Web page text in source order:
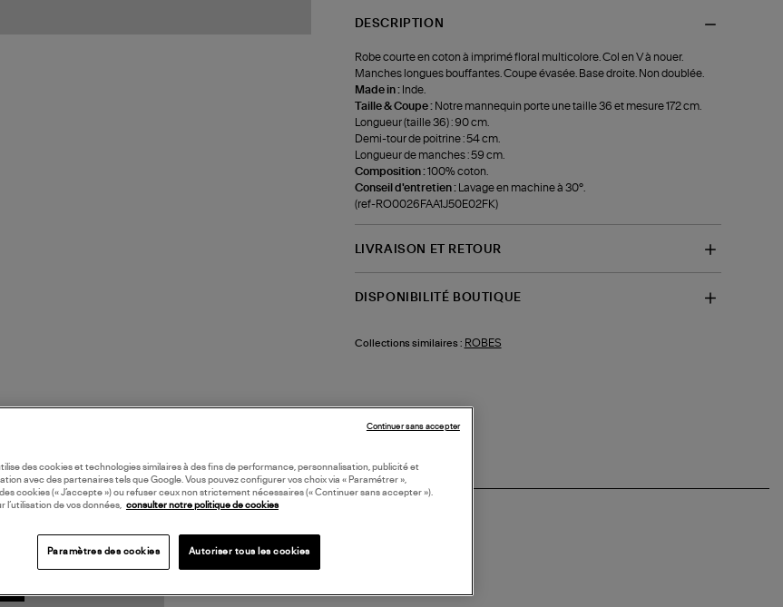
DESCRIPTION
Robe courte en coton à imprimé floral multicolore. Col en V à nouer.
Manches longues bouffantes. Coupe évasée. Base droite. Non doublée.
Made in : Inde.
Taille & Coupe : Notre mannequin porte une taille 36 et mesure 172 cm.
Longueur (taille 36) : 90 cm.
Demi-tour de poitrine : 54 cm.
Longueur de manches : 59 cm.
Composition :100% coton.
Conseil d'entretien :
Lavage en machine à 30°.
(ref-RO0026FAA1J50E02FK)
LIVRAISON ET RETOUR
DISPONIBILITÉ BOUTIQUE
Collections similaires : ROBES
des cookies et technologies similaires à des fins de performance, personnalisation, publicité et
avec des partenaires tels que Google. Vous pouvez configurer vos choix via « Paramétrer »,
cookies (« J’accepte ») ou refuser ceux non strictement nécessaires (« Continuer sans accepter »).
l’utilisation de vos données, consulter notre politique de cookies
Paramètres des cookies Autoriser tous les cookies
Continuer sans accepter